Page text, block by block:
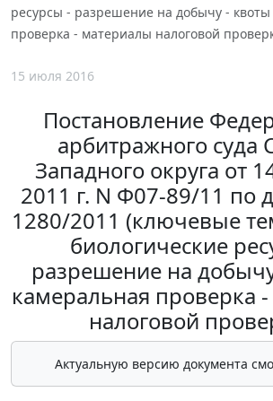
ресурсы - разрешение на добычу -
проверка - материалы налоговой
15 июля 2016
Постановление
арбитражного суда
Западного округа от
2011 г. N Ф07-89/11 по
1280/2011 (ключевые
биологические
разрешение на
камеральная проверка
налоговой
Актуальную версию документа